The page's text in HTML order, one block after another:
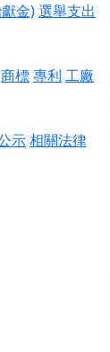
金)選舉支出
商標專利 工廠
示相關法律